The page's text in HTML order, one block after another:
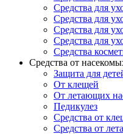
Средства для
Средства для
Средства для
Средства для
Средства
Средства от
Защита для
От клещей
От летающих
Педикулез
Средства от
Средства от